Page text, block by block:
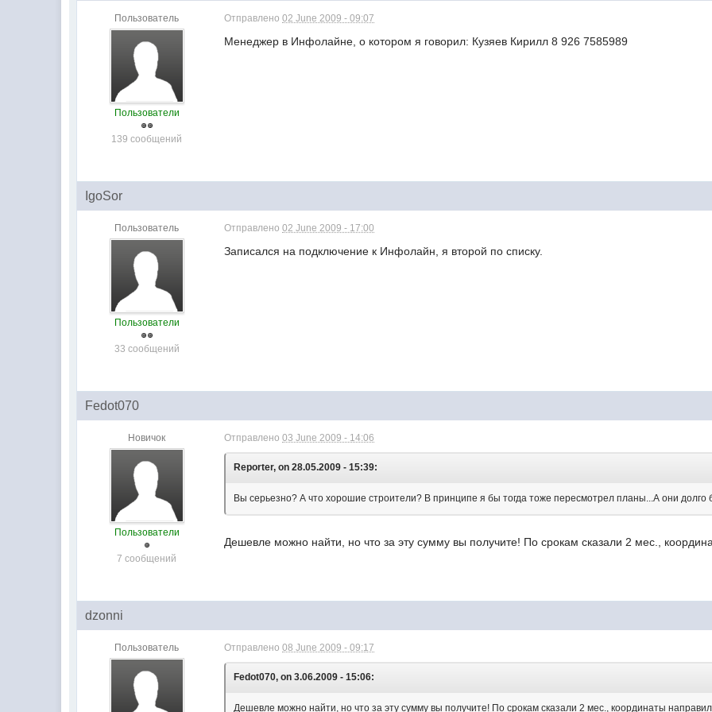
Пользователь
Пользователи
139 сообщений
Отправлено02 June 2009 - 09:07
Менеджер в Инфолайне, о котором я говорил: Кузяев Кирилл 8 926 7585989
IgoSor
Пользователь
Пользователи
33 сообщений
Отправлено02 June 2009 - 17:00
Записался на подключение к Инфолайн, я второй по списку.
Fedot070
Новичок
Пользователи
7 сообщений
Отправлено03 June 2009 - 14:06
Reporter, on 28.05.2009 - 15:39:
Вы серьезно? А что хорошие строители? В принципе я бы тогда тоже пересмотрел планы...А они долго
Дешевле можно найти, но что за эту сумму вы получите! По срокам сказали 2 мес.,
dzonni
Пользователь Отправлено08 June 2009 - 09:17
Fedot070, on 3.06.2009 - 15:06:
Дешевле можно найти, но что за эту сумму вы получите! По срокам сказали 2 мес., координаты направил